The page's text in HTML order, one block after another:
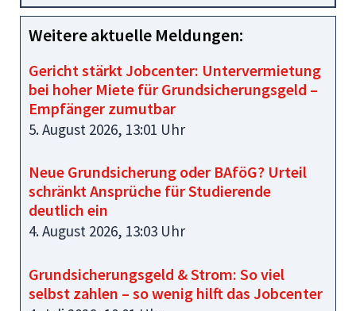
Weitere aktuelle Meldungen:
Gericht stärkt Jobcenter: Untervermietung
bei hoher Miete für Grundsicherungsgeld –
Empfänger zumutbar
5. August 2026, 13:01 Uhr
Neue Grundsicherung oder BAföG? Urteil
schränkt Ansprüche für Studierende
deutlich ein
4. August 2026, 13:03 Uhr
Grundsicherungsgeld & Strom: So viel
selbst zahlen – so wenig hilft das Jobcenter